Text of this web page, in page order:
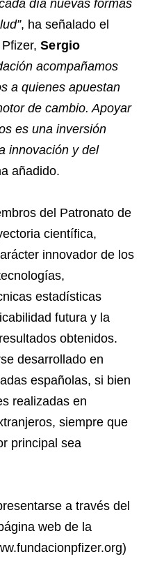
día nuevas formas
, ha señalado el
Sergio
acompañamos
a quienes apuestan
de cambio. Apoyar
es una inversión
innovación y del
añadido.
del Patronato de
científica,
innovador de los
estadísticas
futura y la
obtenidos.
desarrollado en
españolas, si bien
realizadas en
siempre que
principal sea
a través del
web de la